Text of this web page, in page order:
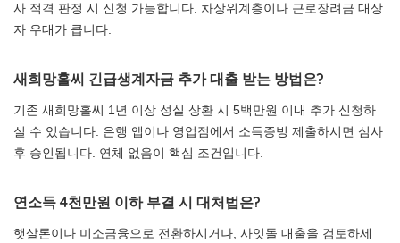
사 적격 판정 시 신청 가능합니다. 차상위계층이나 근로장려금 대상
자 우대가 큽니다.
새희망홀씨 긴급생계자금 추가 대출 받는 방법은?
기존 새희망홀씨 1년 이상 성실 상환 시 5백만원 이내 추가 신청하
실 수 있습니다. 은행 앱이나 영업점에서 소득증빙 제출하시면 심사
후 승인됩니다. 연체 없음이 핵심 조건입니다.
연소득 4천만원 이하 부결 시 대처법은?
햇살론이나 미소금융으로 전환하시거나, 사잇돌 대출을 검토하세